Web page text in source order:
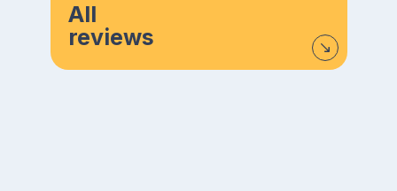
All
reviews